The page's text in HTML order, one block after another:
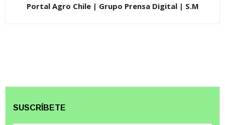
Portal Agro Chile | Grupo Prensa Digital | S.M
SUSCRÍBETE